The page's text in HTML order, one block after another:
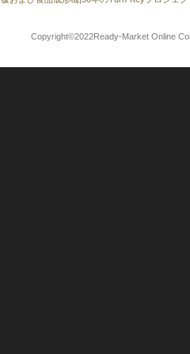
Copyright©2022Ready-Market Online